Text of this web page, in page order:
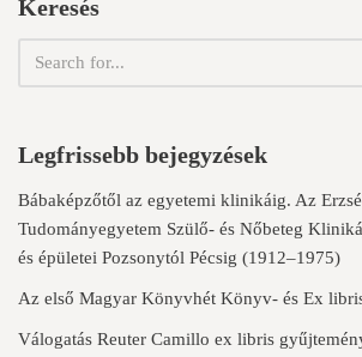
Keresés
Legfrissebb bejegyzések
Bábaképzőtől az egyetemi klinikáig. Az
Tudományegyetem Szülő- és Nőbeteg
és épületei Pozsonytól Pécsig (1912–1975)
Az első Magyar Könyvhét Könyv- és Ex
Válogatás Reuter Camillo ex libris